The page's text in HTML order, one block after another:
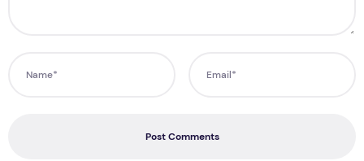
Post Comments